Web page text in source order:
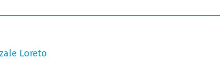
Loreto